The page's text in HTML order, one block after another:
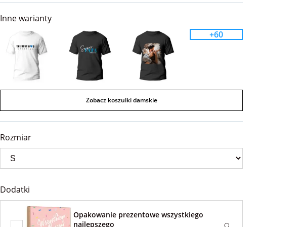
Inne warianty
+60
Zobacz koszulki damskie
Rozmiar
Dodatki
Opakowanie prezentowe wszystkiego
najlepszego